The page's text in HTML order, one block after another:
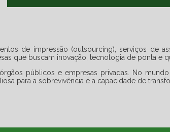
de impressão (outsourcing), serviços de
que buscam inovação, tecnologia de ponta e
públicos e empresas privadas. No
para a sobrevivência é a capacidade de